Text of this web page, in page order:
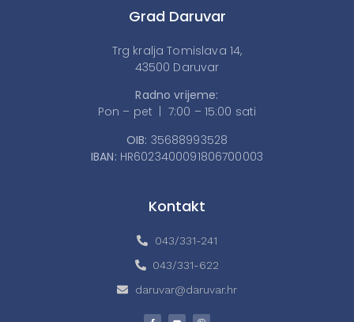
Grad Daruvar
Trg kralja Tomislava 14,
43500 Daruvar
Radno vrijeme:
Pon – pet | 7:00 – 15:00 sati
OIB: 35688993528
IBAN: HR6023400091806700003
Kontakt
043/331-241
043/331-622
daruvar@daruvar.hr